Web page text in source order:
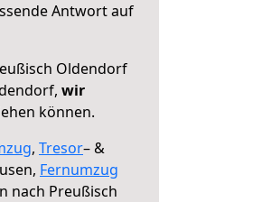
Antwort auf
Oldendorf
wir
können.
, Tresor– &
Fernumzug
nach Preußisch